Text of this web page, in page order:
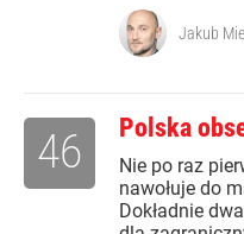
Jakub
Polska
Nie po raz
nawołuje do
Dokładnie
46